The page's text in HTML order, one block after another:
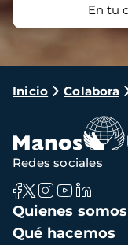
En tu
Ruta
navegación
Inicio Colabora
Navegación
principal
Quienes somos
Qué hacemos
Redes sociales